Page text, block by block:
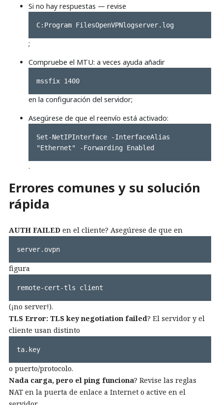
Si no hay respuestas — revise
C:Program FilesOpenVPNlogserver.log
;
Compruebe el MTU: a veces ayuda añadir
mssfix 1400
en la configuración del servidor;
Asegúrese de que el reenvío está activado:
Set-NetIPInterface -InterfaceAlias
"Ethernet" -Forwarding Enabled
.
Errores comunes y su solución
rápida
AUTH FAILED en el cliente? Asegúrese de que en
server.ovpn
figura
remote-cert-tls client
(¡no server!).
TLS Error: TLS key negotiation failed? El servidor y el
cliente usan distinto
ta.key
o puerto/protocolo.
Nada carga, pero el ping funciona? Revise las reglas
NAT en la puerta de enlace a Internet o active en el